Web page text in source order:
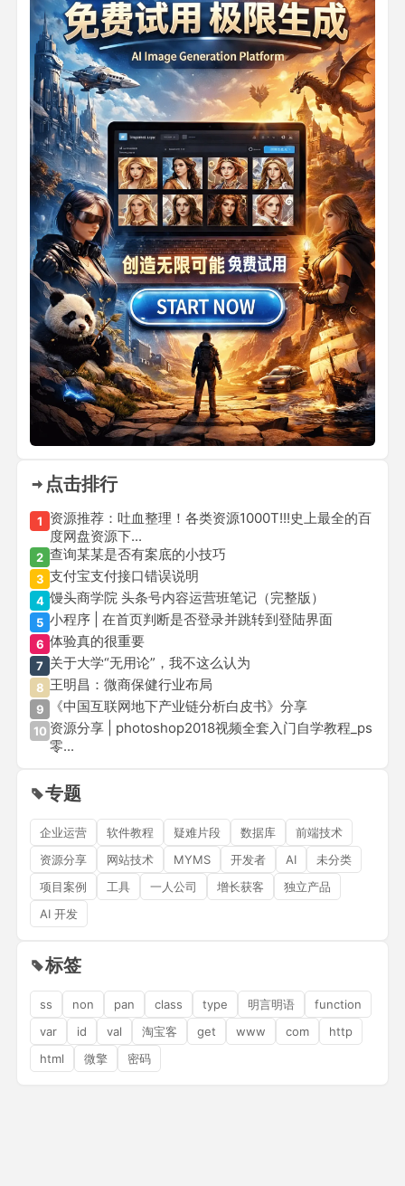
点击排行
1
资源推荐：吐血整理！各类资源1000T!!!史上最全的百
度网盘资源下...
2 查询某某是否有案底的小技巧
3 支付宝支付接口错误说明
4 馒头商学院 头条号内容运营班笔记（完整版）
5 小程序 | 在首页判断是否登录并跳转到登陆界面
6 体验真的很重要
7 关于大学“无用论”，我不这么认为
8 王明昌：微商保健行业布局
9 《中国互联网地下产业链分析白皮书》分享
10 资源分享 | photoshop2018视频全套入门自学教程_ps
零...
专题
企业运营 软件教程 疑难片段 数据库
前端技术
资源分享
网站技术 MYMS 开发者 AI
未分类
项目案例
工具 一人公司 增长获客
独立产品
AI 开发
标签
ss non pan class type 明言明语
function
var
id val 淘宝客 get www com
http
html
微擎 密码